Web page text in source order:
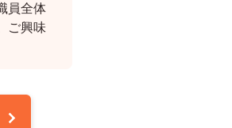
員全体
ご興味